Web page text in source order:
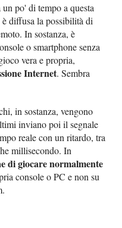
po' di tempo a questa
diffusa la possibilità di
In sostanza, è
o smartphone senza
vera e propria,
Internet. Sembra
in sostanza, vengono
inviano poi il segnale
reale con un ritardo, tra
millisecondo. In
di giocare normalmente
console o PC e non su